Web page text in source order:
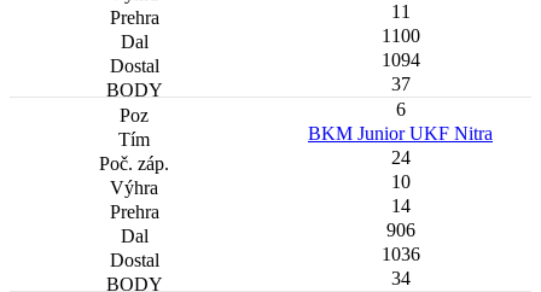
11
1100
1094
37
6
BKM Junior UKF Nitra
24
10
14
906
1036
34